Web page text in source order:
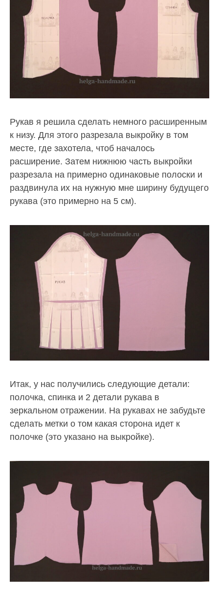
Рукав я решила сделать немного расширенным
к низу. Для этого разрезала выкройку в том
месте, где захотела, чтоб началось
расширение. Затем нижнюю часть выкройки
разрезала на примерно одинаковые полоски и
раздвинула их на нужную мне ширину будущего
рукава (это примерно на 5 см).
Итак, у нас получились следующие детали:
полочка, спинка и 2 детали рукава в
зеркальном отражении. На рукавах не забудьте
сделать метки о том какая сторона идет к
полочке (это указано на выкройке).